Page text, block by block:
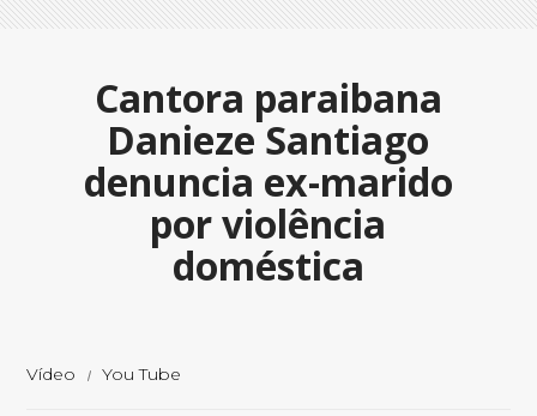
Cantora paraibana
Danieze Santiago
denuncia ex-marido
por violência
doméstica
Vídeo You Tube